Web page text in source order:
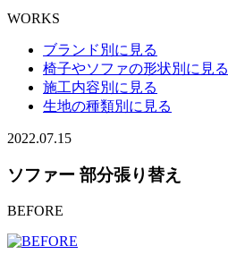
WORKS
ブランド別に見る
椅子やソファの形状別に見る
施工内容別に見る
生地の種類別に見る
2022.07.15
ソファー 部分張り替え
BEFORE